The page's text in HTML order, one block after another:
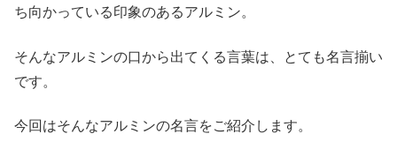
ち向かっている印象のあるアルミン。
そんなアルミンの口から出てくる言葉は、とても名言揃い
です。
今回はそんなアルミンの名言をご紹介します。